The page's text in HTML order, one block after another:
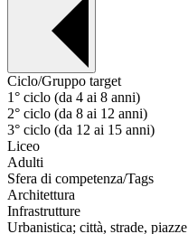
Ciclo/Gruppo target
1° ciclo (da 4 ai 8 anni)
2° ciclo (da 8 ai 12 anni)
3° ciclo (da 12 ai 15 anni)
Liceo
Adulti
Sfera di competenza/Tags
Architettura
Infrastrutture
Urbanistica; città, strade, piazze